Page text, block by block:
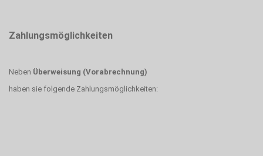
Zahlungsmöglichkeiten
Neben Überweisung (Vorabrechnung)
haben sie folgende Zahlungsmöglichkeiten: